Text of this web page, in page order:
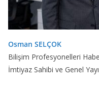
Osman SELÇOK
Bilişim Profesyonelleri
İmtiyaz Sahibi ve Genel